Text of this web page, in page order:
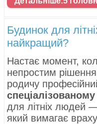
Будинок для
найкращий?
Настає момент,
непростим
родичу
спеціалізованому
для літніх людей
який вимагає